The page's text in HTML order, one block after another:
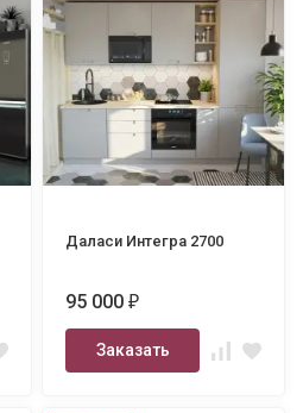
Даласи Интегра 2700
95 000₽
Заказать